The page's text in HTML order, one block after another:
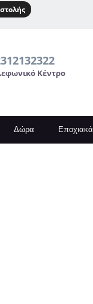
Κέντρο
Δώρα Εποχιακά